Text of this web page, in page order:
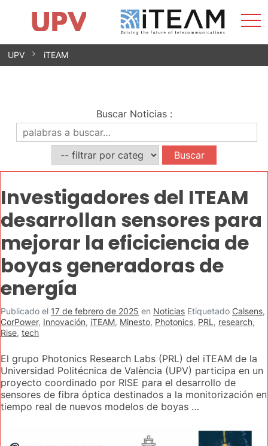
Saltar
Impacto
Grupos de investigación
Instalaciones
Spin-offs
Contacto
Prácticas
Noticias
Unidad de Igualdad
UPV iTEAM
Buscar Noticias:
Investigadores del ITEAM
desarrollan sensores para
mejorar la eficiciencia de
boyas generadoras de
energía
Publicado el 17 de febrero de 2025 en Noticias Etiquetado Calsens,
CorPower, Innovación, iTEAM, Minesto, Photonics, PRL , research,
Rise, tech
El grupo Photonics Research Labs (PRL) del iTEAM de la
Universidad Politécnica de València (UPV) participa en un
proyecto coordinado por RISE para el desarrollo de
sensores de fibra óptica destinados a la monitorización en
tiempo real de nuevos modelos de boyas …